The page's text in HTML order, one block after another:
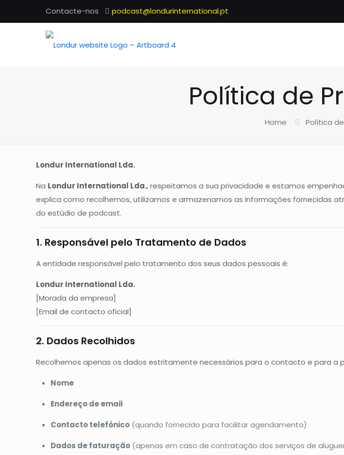
Contacte-nos podcast@londurinternational.pt
Política de
Home Política
Londur International Lda.
Na Londur International Lda., respeitamos a sua privacidade e estamos
explica como recolhemos, utilizamos e armazenamos as informações fornecidas
do estúdio de podcast.
1. Responsável pelo Tratamento de Dados
A entidade responsável pelo tratamento dos seus dados pessoais é:
Londur International Lda.
[Morada da empresa]
[Email de contacto oficial]
2. Dados Recolhidos
Recolhemos apenas os dados estritamente necessários para o contacto e para a
Nome
Endereço de email
Contacto telefónico (quando fornecido para facilitar agendamento)
Dados de faturação (apenas em caso de contratação dos serviços de